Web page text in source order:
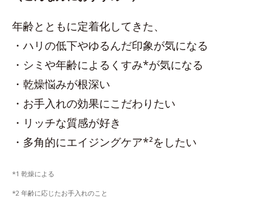
年齢とともに定着化してきた、
・ハリの低下やゆるんだ印象が気になる
・シミや年齢によるくすみ*が気になる
・乾燥悩みが根深い
・お手入れの効果にこだわりたい
・リッチな質感が好き
・多角的にエイジングケア*²をしたい
*1 乾燥による
*2 年齢に応じたお手入れのこと